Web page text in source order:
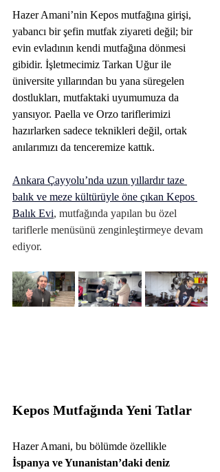
Hazer Amani’nin Kepos mutfağına girişi,
yabancı bir şefin mutfak ziyareti değil; bir
evin evladının kendi mutfağına dönmesi
gibidir. İşletmecimiz Tarkan Uğur ile
üniversite yıllarından bu yana süregelen
dostlukları, mutfaktaki uyumumuza da
yansıyor. Paella ve Orzo tariflerimizi
hazırlarken sadece teknikleri değil, ortak
anılarımızı da tenceremize kattık.
Ankara Çayyolu’nda uzun yıllardır taze
balık ve meze kültürüyle öne çıkan Kepos
Balık Evi, mutfağında yapılan bu özel
tariflerle menüsünü zenginleştirmeye devam
ediyor.
Kepos Mutfağında Yeni Tatlar
Hazer Amani, bu bölümde özellikle
İspanya ve Yunanistan’daki deniz